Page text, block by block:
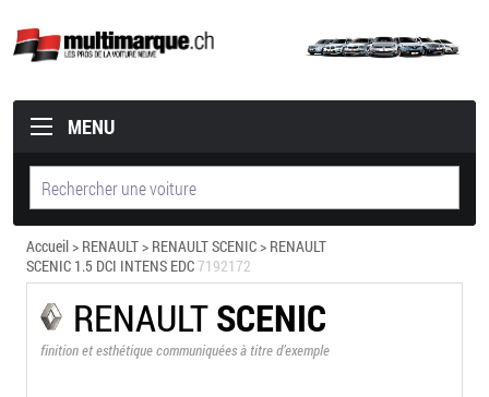
MENU
Accueil> RENAULT> RENAULT SCENIC> RENAULT
SCENIC 1.5 DCI INTENS EDC7192172
RENAULTSCENIC
finition et esthétique communiquées à titre d’exemple